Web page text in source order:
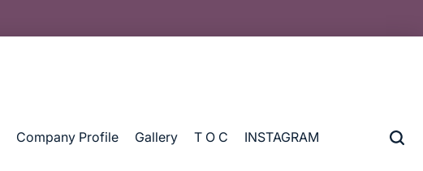
Company Profile Gallery T O C INSTAGRAM